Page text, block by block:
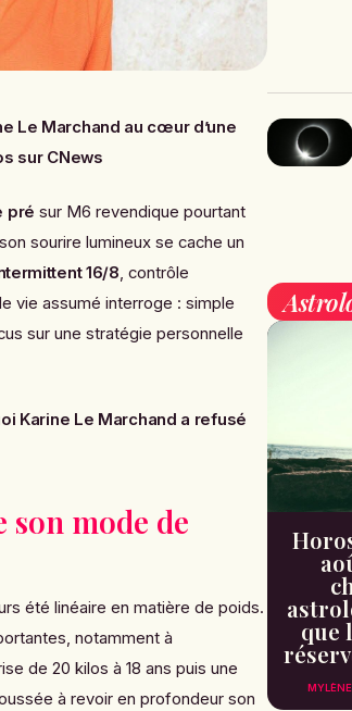
Le Marchand au cœur d’une
sur CNews
pré sur M6 revendique pourtant
sourire lumineux se cache un
16/8, contrôle
vie assumé interroge : simple
sur une stratégie personnelle
Karine Le Marchand a refusé
mode de
été linéaire en matière de poids.
notamment à
de 20 kilos à 18 ans puis une
à revoir en profondeur son
que